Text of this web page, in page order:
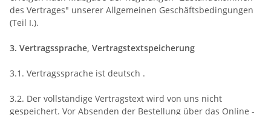
des Vertrages" unserer Allgemeinen Geschäftsbedingungen
(Teil I.).
3. Vertragssprache, Vertragstextspeicherung
3.1. Vertragssprache ist deutsch .
3.2. Der vollständige Vertragstext wird von uns nicht
gespeichert. Vor Absenden der Bestellung über das Online -